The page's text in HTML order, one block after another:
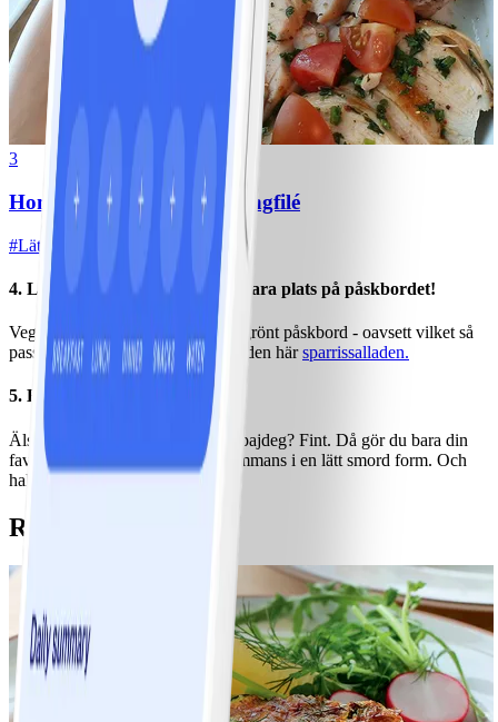
3
Honungsmarinerad kycklingfilé
#Lätt 5 MIN
4. Låt grönsakerna ta sin självklara plats på påskbordet!
Vegetariska tillbehör eller ett helt grönt påskbord - oavsett vilket så
passar en stor härlig sallad, prova den härsparrissalladen.
5. Bottenlös paj
Älskar du paj? Kan du leva utan pajdeg? Fint. Då gör du bara din
favoritfyllning och gräddar alltsammans i en lätt smord form. Och
halvera antalet Points på köpet!
Recipes